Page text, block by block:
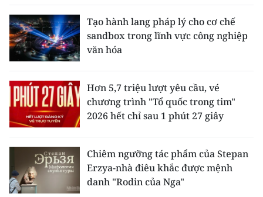
Tạo hành lang pháp lý cho cơ chế
sandbox trong lĩnh vực công nghiệp
văn hóa
Hơn 5,7 triệu lượt yêu cầu, vé
chương trình "Tổ quốc trong tim"
2026 hết chỉ sau 1 phút 27 giây
Chiêm ngưỡng tác phẩm của Stepan
Erzya-nhà điêu khắc được mệnh
danh "Rodin của Nga"